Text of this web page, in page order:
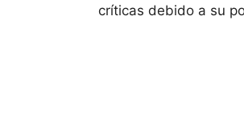
críticas debido a su